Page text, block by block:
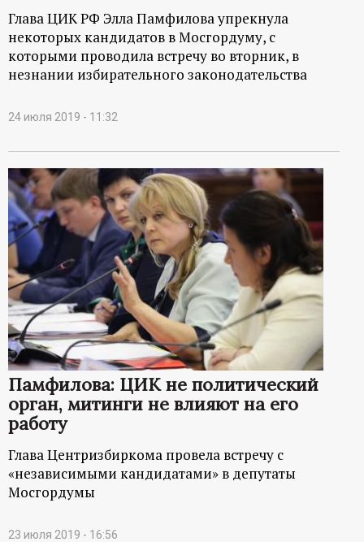
Глава ЦИК РФ Элла Памфилова упрекнула
некоторых кандидатов в Мосгордуму, с
которыми проводила встречу во вторник, в
незнании избирательного законодательства
24 июля 2019 - 11:32
Памфилова: ЦИК не политический
орган, митинги не влияют на его
работу
Глава Центризбиркома провела встречу с
«независимыми кандидатами» в депутаты
Мосгордумы
23 июля 2019 - 16:56